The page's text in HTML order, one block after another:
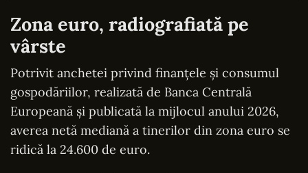
Zona euro, radiografiată pe
vârste
Potrivit anchetei privind finanțele și consumul
gospodăriilor, realizată de Banca Centrală
Europeană și publicată la mijlocul anului 2026,
averea netă mediană a tinerilor din zona euro se
ridică la 24.600 de euro.